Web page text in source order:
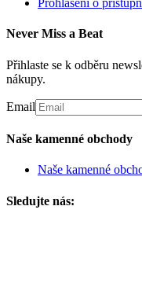
Prohlášení o
Never Miss a Beat
Přihlaste se k odběru
nákupy.
Email
Naše kamenné obchody
Naše kamenné
Sledujte nás: